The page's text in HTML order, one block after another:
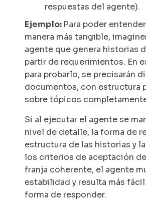
respuestas del agente).
Ejemplo: Para poder
manera más tangible,
agente que genera historias
partir de requerimientos. En
para probarlo, se precisarán
documentos, con estructura
sobre tópicos
Si al ejecutar el agente se
nivel de detalle, la forma de
estructura de las historias y
los criterios de aceptación
franja coherente, el agente
estabilidad y resulta más
forma de responder.